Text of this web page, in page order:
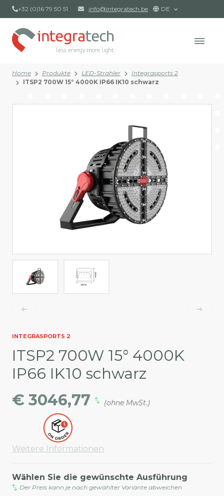
+32 (0)16 79 50 51 info@integratech.be DE
Home Produkte LED-Strahler
Integrasports 2
ITSP2 700W 15° 4000K IP66 IK10 schwarz
INTEGRASPORTS 2
ITSP2 700W 15° 4000K
IP66 IK10 schwarz
€ 3046,77
(ohne MwSt.)
Weitere Informationen
Wählen Sie die gewünschte Ausführung
Der Preis kann je nach gewählter Variante abweichen